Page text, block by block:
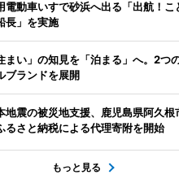
電動車いすで砂浜へ出る「出航！こ
長」を実施
まい」の知見を「泊まる」へ。2つ
ブランドを展開
地震の被災地支援、鹿児島県阿久根
るさと納税による代理寄附を開始
もっと見る